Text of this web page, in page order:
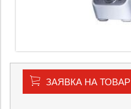
ЗАЯВКА НА ТОВАР